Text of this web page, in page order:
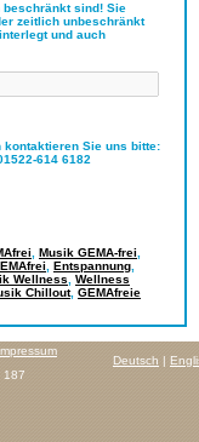
beschränkt sind! Sie
zeitlich unbeschränkt
und auch
kontaktieren Sie uns bitte:
614 6182
Musik GEMA-frei
Entspannung
Wellness
Wellness
Chillout, GEMAfreie
Deutsch |
187